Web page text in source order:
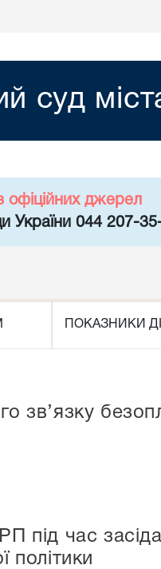
суд
джерел
України 044 207-
ПОКАЗНИКИ
зв’язку
під час
політики